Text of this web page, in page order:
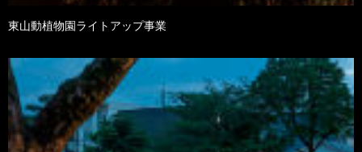
東山動植物園ライトアップ事業